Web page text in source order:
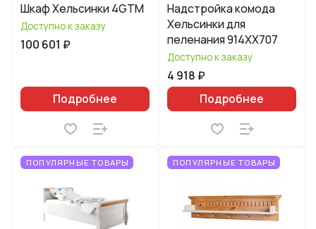
Шкаф Хельсинки 4GTM
Доступно к заказу
100 601 ₽
Подробнее
Надстройка комода
Хельсинки для
пеленания 914XX707
Доступно к заказу
4 918 ₽
Подробнее
ПОПУЛЯРНЫЕ ТОВАРЫ ПОПУЛЯРНЫЕ ТОВАРЫ